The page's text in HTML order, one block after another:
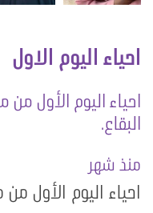
احياء اليوم الاول
احياء اليوم الأول من
البقاع.
منذ شهر
احياء اليوم الأول